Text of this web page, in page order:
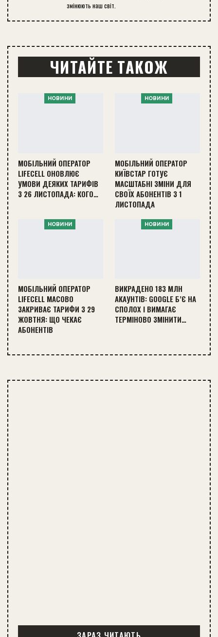
змінюють наш світ.
ЧИТАЙТЕ ТАКОЖ
НОВИНИ
МОБІЛЬНИЙ ОПЕРАТОР
LIFECELL ОНОВЛЮЄ
УМОВИ ДЕЯКИХ ТАРИФІВ
З 26 ЛИСТОПАДА: КОГО…
НОВИНИ
МОБІЛЬНИЙ ОПЕРАТОР
КИЇВСТАР ГОТУЄ
МАСШТАБНІ ЗМІНИ ДЛЯ
СВОЇХ АБОНЕНТІВ З 1
ЛИСТОПАДА
НОВИНИ
МОБІЛЬНИЙ ОПЕРАТОР
LIFECELL МАСОВО
ЗАКРИВАЄ ТАРИФИ З 29
ЖОВТНЯ: ЩО ЧЕКАЄ
АБОНЕНТІВ
НОВИНИ
ВИКРАДЕНО 183 МЛН
АКАУНТІВ: GOOGLE Б’Є НА
СПОЛОХ І ВИМАГАЄ
ТЕРМІНОВО ЗМІНИТИ…